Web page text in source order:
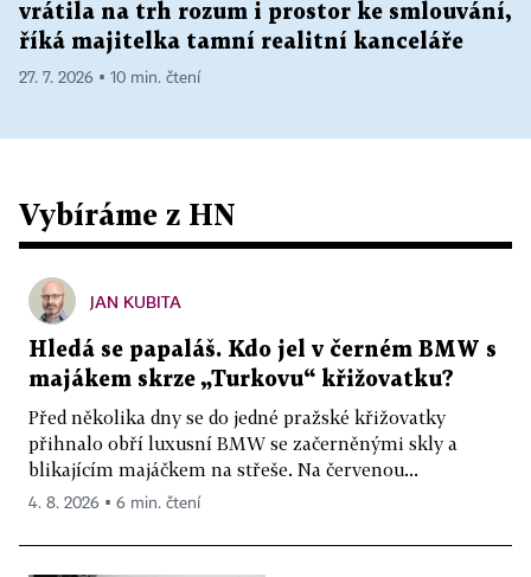
vrátila na trh rozum i prostor ke smlouvání,
říká majitelka tamní realitní kanceláře
27. 7. 2026 ▪ 10 min. čtení
Vybíráme z HN
JAN KUBITA
Hledá se papaláš. Kdo jel v černém BMW s
majákem skrze „Turkovu“ křižovatku?
Před několika dny se do jedné pražské křižovatky
přihnalo obří luxusní BMW se začerněnými skly a
blikajícím majáčkem na střeše. Na červenou...
4. 8. 2026 ▪ 6 min. čtení